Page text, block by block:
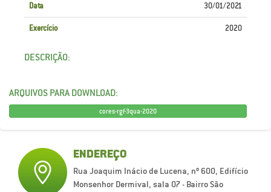
Data 30/01/2021
Exercício 2020
DESCRIÇÃO:
ARQUIVOS PARA DOWNLOAD:
cores-rgf-3qua-2020
ENDEREÇO
Rua Joaquim Inácio de Lucena, nº 600, Edifício
Monsenhor Dermival, sala 07 - Bairro São